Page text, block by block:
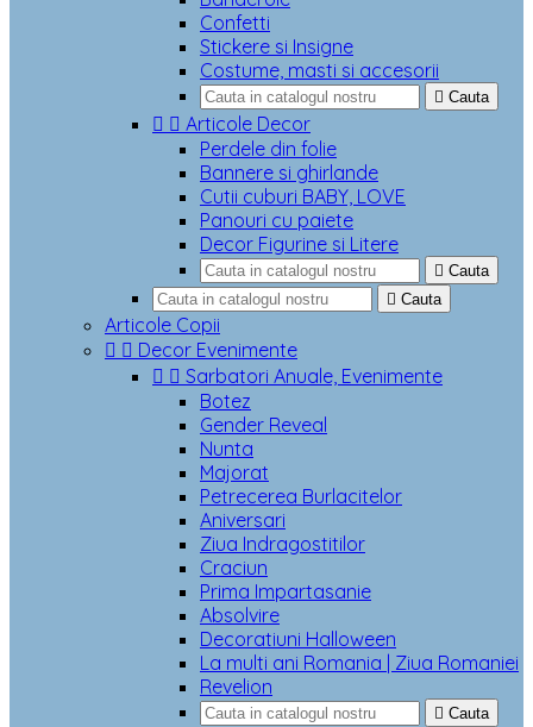
Confetti
Stickere si Insigne
Costume, masti si accesorii
 Cauta
  Articole Decor
Perdele din folie
Bannere si ghirlande
Cutii cuburi BABY, LOVE
Panouri cu paiete
Decor Figurine si Litere
 Cauta
 Cauta
Articole Copii
  Decor Evenimente
  Sarbatori Anuale, Evenimente
Botez
Gender Reveal
Nunta
Majorat
Petrecerea Burlacitelor
Aniversari
Ziua Indragostitilor
Craciun
Prima Impartasanie
Absolvire
Decoratiuni Halloween
La multi ani Romania | Ziua Romaniei
Revelion
 Cauta